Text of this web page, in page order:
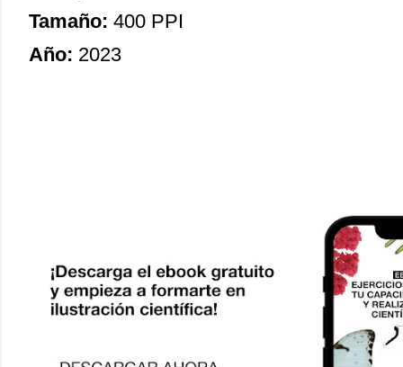
Tamaño: 400 PPI
Año: 2023